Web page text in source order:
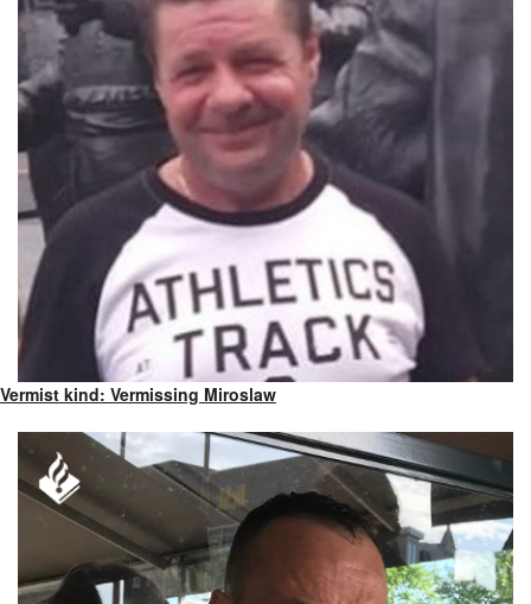
Vermist kind: Vermissing Miroslaw